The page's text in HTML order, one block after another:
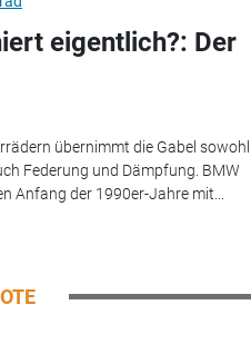
eigentlich?: Der
übernimmt die Gabel sowohl
Federung und Dämpfung. BMW
Anfang der 1990er-Jahre mit...